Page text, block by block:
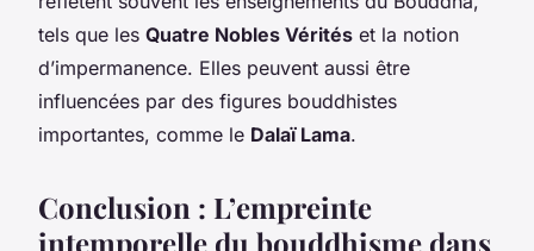
tels que les Quatre Nobles Vérités et la notion
d’impermanence. Elles peuvent aussi être
influencées par des figures bouddhistes
importantes, comme le Dalaï Lama.
Conclusion : L’empreinte
intemporelle du bouddhisme dans